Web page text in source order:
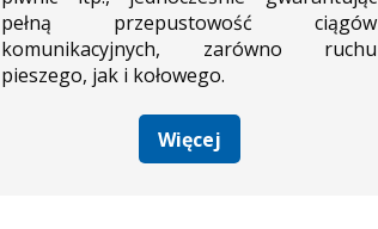
pełną przepustowość ciągów
komunikacyjnych, zarówno ruchu
pieszego, jak i kołowego.
Więcej